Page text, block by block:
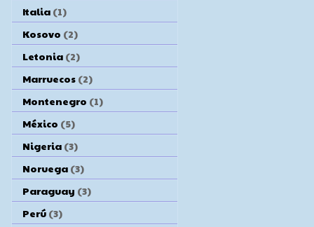
Italia (1)
Kosovo (2)
Letonia (2)
Marruecos (2)
Montenegro (1)
México (5)
Nigeria (3)
Noruega (3)
Paraguay (3)
Perú (3)